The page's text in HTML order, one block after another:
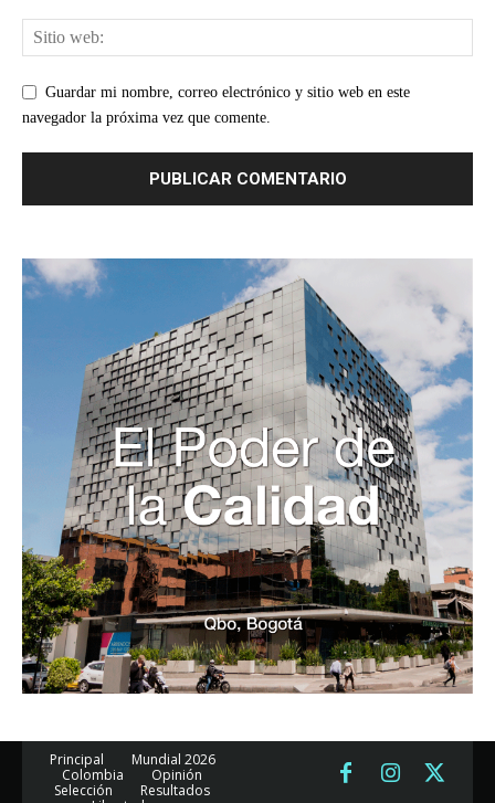
Guardar mi nombre, correo electrónico y sitio web en este
navegador la próxima vez que comente.
Principal
Mundial 2026
Colombia
Opinión
Selección
Resultados